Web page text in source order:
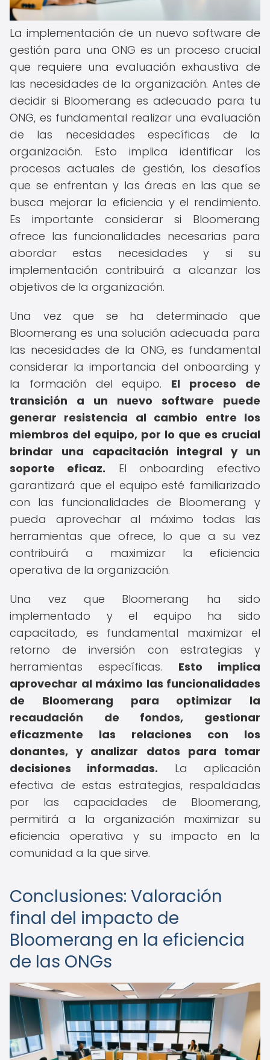
La implementación de un nuevo software de
gestión para una ONG es un proceso crucial
que requiere una evaluación exhaustiva de
las necesidades de la organización. Antes de
decidir si Bloomerang es adecuado para tu
ONG, es fundamental realizar una evaluación
de las necesidades específicas de la
organización. Esto implica identificar los
procesos actuales de gestión, los desafíos
que se enfrentan y las áreas en las que se
busca mejorar la eficiencia y el rendimiento.
Es importante considerar si Bloomerang
ofrece las funcionalidades necesarias para
abordar estas necesidades y si su
implementación contribuirá a alcanzar los
objetivos de la organización.
Una vez que se ha determinado que
Bloomerang es una solución adecuada para
las necesidades de la ONG, es fundamental
considerar la importancia del onboarding y
la formación del equipo. El proceso de
transición a un nuevo software puede
generar resistencia al cambio entre los
miembros del equipo, por lo que es crucial
brindar una capacitación integral y un
soporte eficaz. El onboarding efectivo
garantizará que el equipo esté familiarizado
con las funcionalidades de Bloomerang y
pueda aprovechar al máximo todas las
herramientas que ofrece, lo que a su vez
contribuirá a maximizar la eficiencia
operativa de la organización.
Una vez que Bloomerang ha sido
implementado y el equipo ha sido
capacitado, es fundamental maximizar el
retorno de inversión con estrategias y
herramientas específicas. Esto implica
aprovechar al máximo las funcionalidades
de Bloomerang para optimizar la
recaudación de fondos, gestionar
eficazmente las relaciones con los
donantes, y analizar datos para tomar
decisiones informadas. La aplicación
efectiva de estas estrategias, respaldadas
por las capacidades de Bloomerang,
permitirá a la organización maximizar su
eficiencia operativa y su impacto en la
comunidad a la que sirve.
Conclusiones: Valoración
final del impacto de
Bloomerang en la eficiencia
de las ONGs